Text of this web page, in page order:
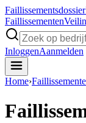
Faillissementsdossier
Faillissementen
InloggenAanmelden
Home›